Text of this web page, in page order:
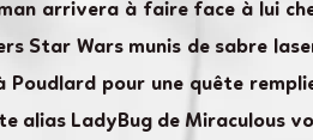
arrivera à faire face à lui
Star Wars munis de sabre
Poudlard pour une quête
alias LadyBug de Miraculous